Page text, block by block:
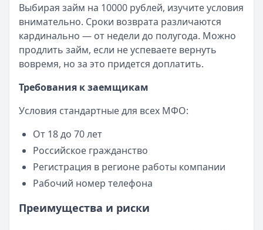
Выбирая займ на 10000 рублей, изучите условия
внимательно. Сроки возврата различаются
кардинально — от недели до полугода. Можно
продлить займ, если не успеваете вернуть
вовремя, но за это придется доплатить.
Требования к заемщикам
Условия стандартные для всех МФО:
От 18 до 70 лет
Российское гражданство
Регистрация в регионе работы компании
Рабочий номер телефона
Преимущества и риски